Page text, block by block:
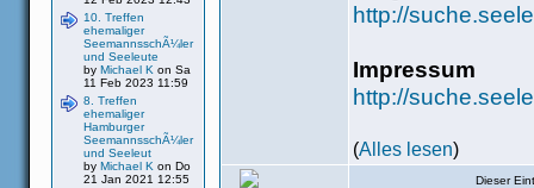
10. Treffen
ehemaliger
SeemannsschÃ¼ler
und Seeleute
by Michael K on Sa
11 Feb 2023 11:59
8. Treffen
ehemaliger
Hamburger
SeemannsschÃ¼ler
und Seeleut
by Michael K on Do
21 Jan 2021 12:55
http://
Impressum
http://
(Alles lesen)
Dieser